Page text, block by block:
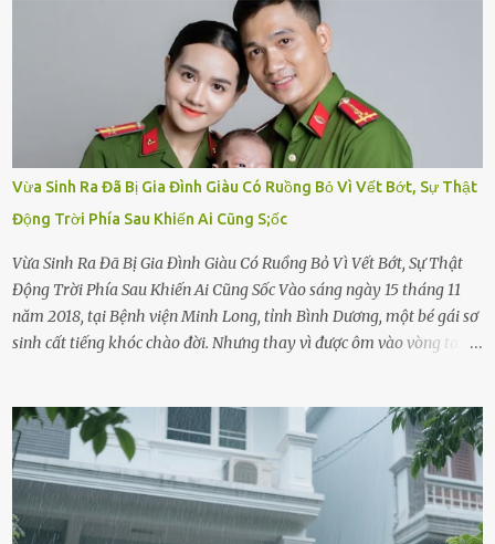
Vừa Sinh Ra Đã Bị Gia Đình Giàu Có Ruồng Bỏ Vì Vết Bớt, Sự Thật
Động Trời Phía Sau Khiến Ai Cũng S;ốc
Vừa Sinh Ra Đã Bị Gia Đình Giàu Có Ruồng Bỏ Vì Vết Bớt, Sự Thật
Động Trời Phía Sau Khiến Ai Cũng Sốc Vào sáng ngày 15 tháng 11
năm 2018, tại Bệnh viện Minh Long, tỉnh Bình Dương, một bé gái sơ
sinh cất tiếng khóc chào đời. Nhưng thay vì được ôm vào vòng tay
hảo, địa vị cao sang của ông Trần Quốc Tùng xem như điềm gở. Ông
Tùng, một doanh nhân quyền lực có tiếng ở Bình Dương, cùng vợ là
bà Đỗ Thị Nga, lập tức ra quyết định nhẫn tâm: bỏ lại đứa trẻ. Họ
viện cớ “không đủ khả năng nuôi dưỡng” và ký vào giấy từ chối
quyền giám hộ, yêu cầu bệnh viện xử lý bé như một trường hợp bị